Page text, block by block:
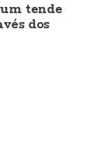
tende
dos